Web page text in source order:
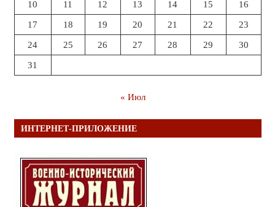
10 11 12 13 14 15 16
17 18 19 20 21 22 23
24 25 26 27 28 29 30
31
« Июл
ИНТЕРНЕТ-ПРИЛОЖЕНИЕ